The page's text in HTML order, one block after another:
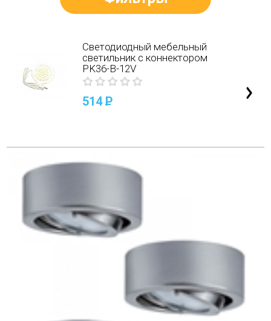
Светодиодный мебельный
светильник с коннектором
PK36-B-12V
514P